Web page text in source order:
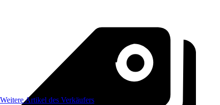
Weitere Artikel des Verkäufers